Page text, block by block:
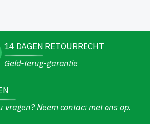
14 DAGEN RETOURRECHT
Geld-terug-garantie
vragen? Neem contact met ons op.